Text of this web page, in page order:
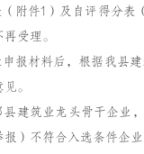
附件1）及自评得分
受理。
报材料后，根据我县
。
建筑业龙头骨干企业
）不符合入选条件企